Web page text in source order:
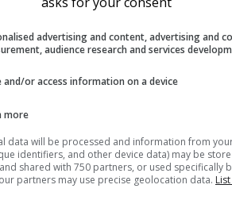
advertising and content, advertising and
audience research and services
and/or access information on a device
more
data will be processed and information from
identifiers, and other device data) may be
shared with 750 partners, or used specifically
partners may use precise geolocation data.